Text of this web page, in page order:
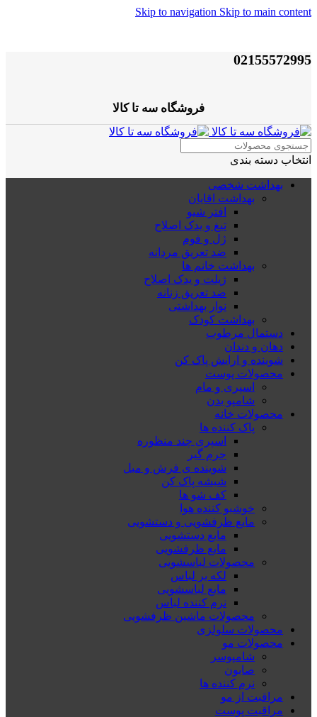
Skip to navigation Skip to main content
02155572995
فروشگاه سه تا کالا
انتخاب دسته بندی
بهداشت شخصی
بهداشت اقایان
افتر شیو
تیغ و یدک اصلاح
ژل و فوم
ضد تعریق مردانه
بهداشت خانم ها
ژیلت و یدک اصلاح
ضد تعریق زنانه
نوار بهداشتی
بهداشت کودک
دستمال مرطوب
دهان و دندان
شوینده و ارایش پاک کن
محصولات پوست
اسپری و مام
شامپو بدن
محصولات خانه
پاک کننده ها
اسپری چند منظوره
جرم گیر
شوینده ی فرش و مبل
شیشه پاک کن
کف شو ها
خوشبو کننده هوا
مایع ظرفشویی و دستشویی
مایع دستشویی
مایع ظرفشویی
محصولات لباسشویی
لکه بر لباس
مایع لباسشویی
نرم کننده لباس
محصولات ماشین ظرفشویی
محصولات سلولزی
محصولات مو
شامپوسر
صابون
نرم کننده ها
مراقبت از مو
مراقبت پوست